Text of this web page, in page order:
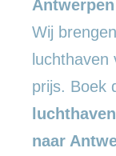
Antwerpen
Wij
luchthaven
prijs. Boek
naar